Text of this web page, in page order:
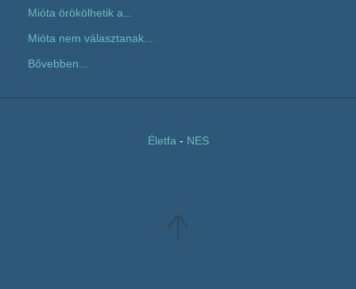
Mióta örökölhetik a...
Mióta nem választanak...
Bővebben...
Életfa - NES